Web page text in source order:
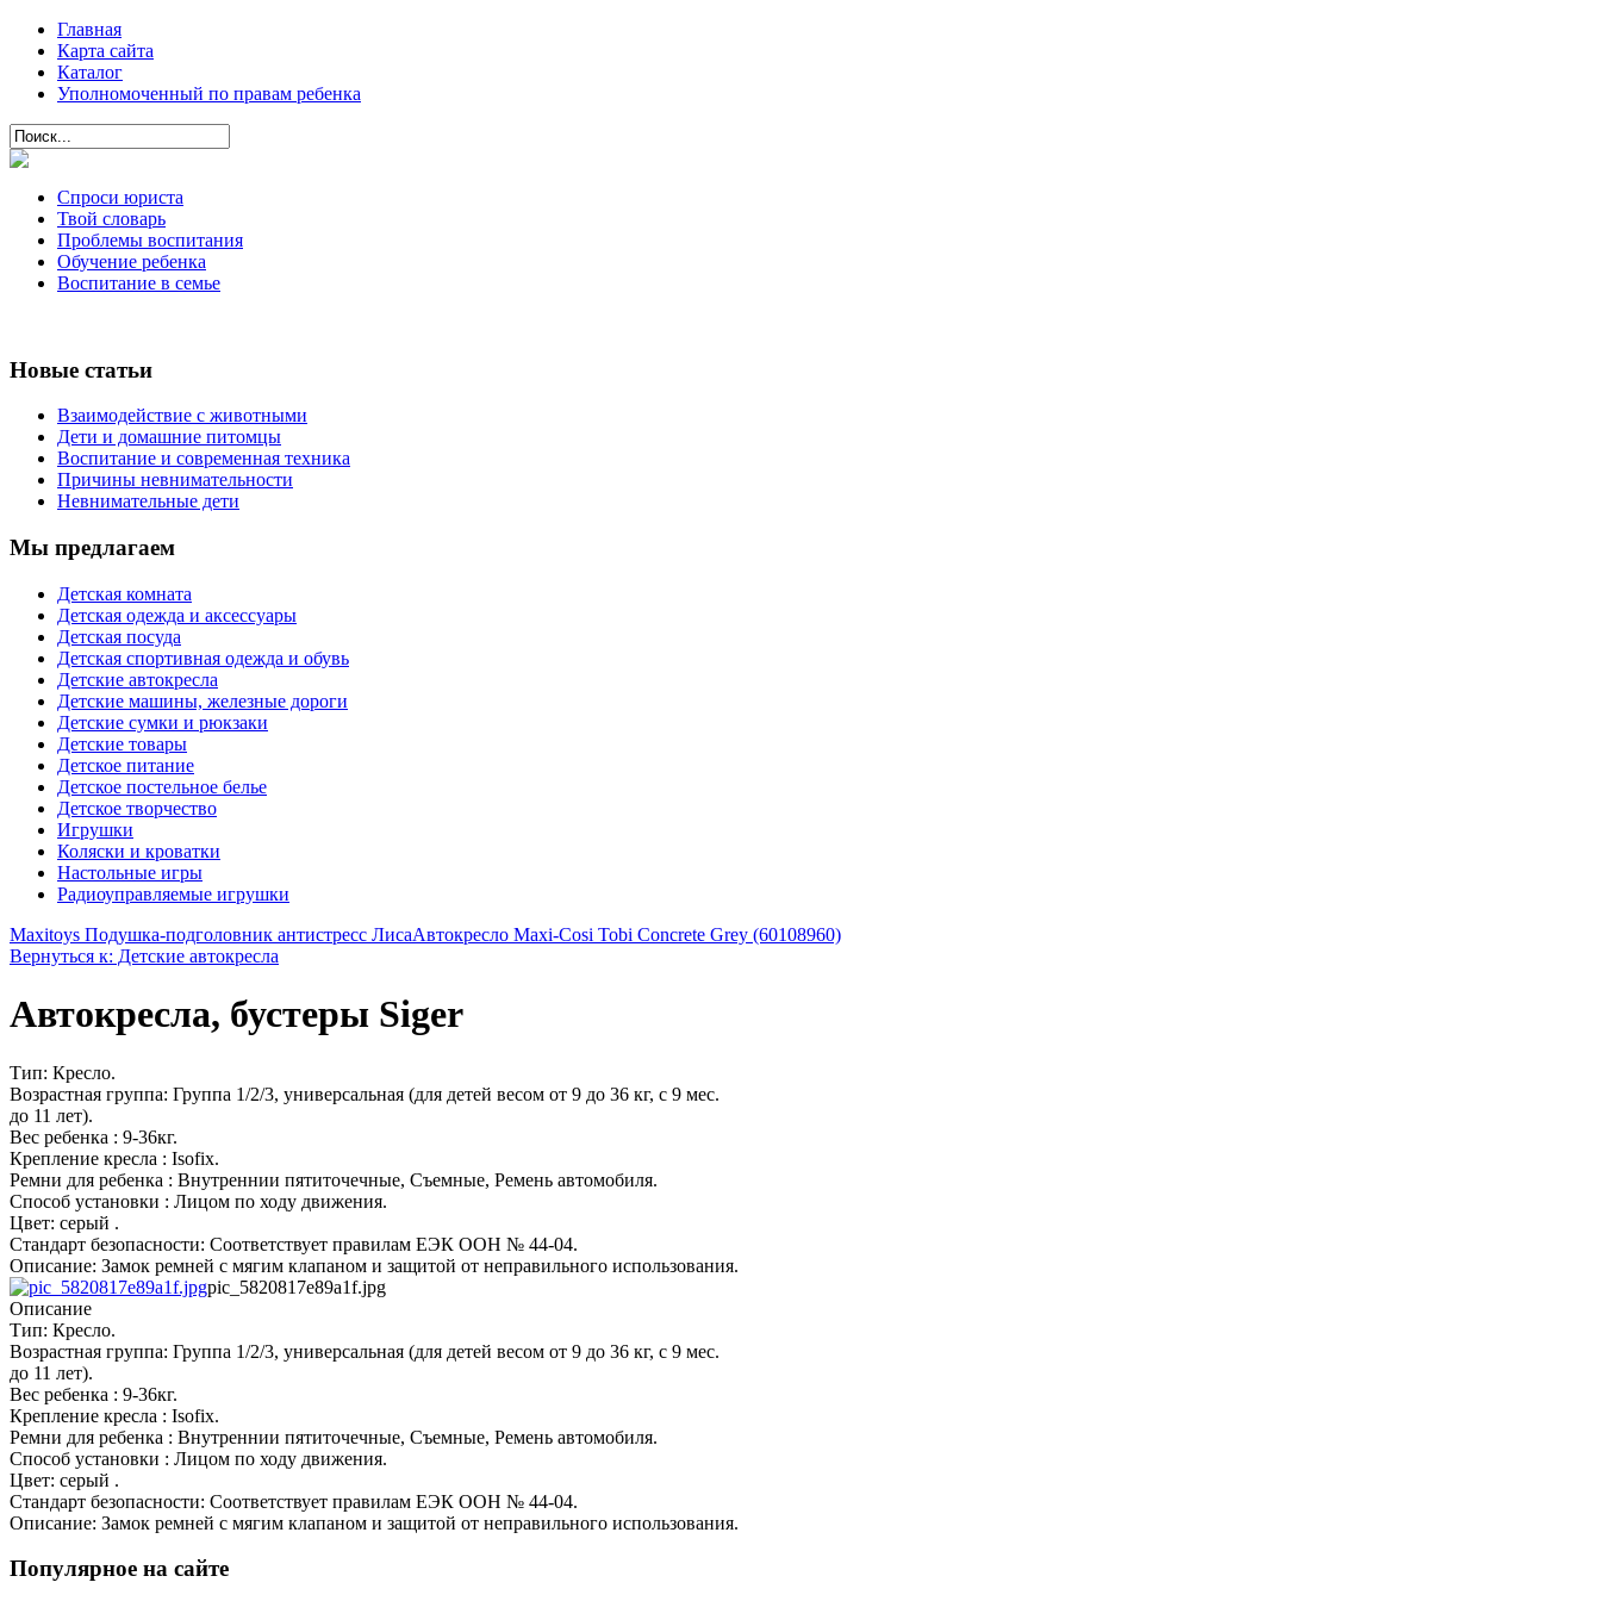
Главная
Карта сайта
Каталог
Уполномоченный по правам ребенка
Спроси юриста
Твой словарь
Проблемы воспитания
Обучение ребенка
Воспитание в семье
Новые статьи
Взаимодействие с животными
Дети и домашние питомцы
Воспитание и современная техника
Причины невнимательности
Невнимательные дети
Мы предлагаем
Детская комната
Детская одежда и аксессуары
Детская посуда
Детская спортивная одежда и обувь
Детские автокресла
Детские машины, железные дороги
Детские сумки и рюкзаки
Детские товары
Детское питание
Детское постельное белье
Детское творчество
Игрушки
Коляски и кроватки
Настольные игры
Радиоуправляемые игрушки
Maxitoys Подушка-подголовник антистресс ЛисаАвтокресло Maxi-Cosi Tobi Concrete Grey (60108960)
Вернуться к: Детские автокресла
Автокресла, бустеры Siger
Тип: Кресло.
Возрастная группа: Группа 1/2/3, универсальная (для детей весом от 9 до 36 кг, с 9 мес.
до 11 лет).
Вес ребенка : 9-36кг.
Крепление кресла : Isofix.
Ремни для ребенка : Внутреннии пятиточечные, Съемные, Ремень автомобиля.
Способ установки : Лицом по ходу движения.
Цвет: серый .
Стандарт безопасности: Соответствует правилам ЕЭК ООН № 44-04.
Описание: Замок ремней с мягим клапаном и защитой от неправильного использования.
pic_5820817e89a1f.jpg
Описание
Тип: Кресло.
Возрастная группа: Группа 1/2/3, универсальная (для детей весом от 9 до 36 кг, с 9 мес.
до 11 лет).
Вес ребенка : 9-36кг.
Крепление кресла : Isofix.
Ремни для ребенка : Внутреннии пятиточечные, Съемные, Ремень автомобиля.
Способ установки : Лицом по ходу движения.
Цвет: серый .
Стандарт безопасности: Соответствует правилам ЕЭК ООН № 44-04.
Описание: Замок ремней с мягим клапаном и защитой от неправильного использования.
Популярное на сайте